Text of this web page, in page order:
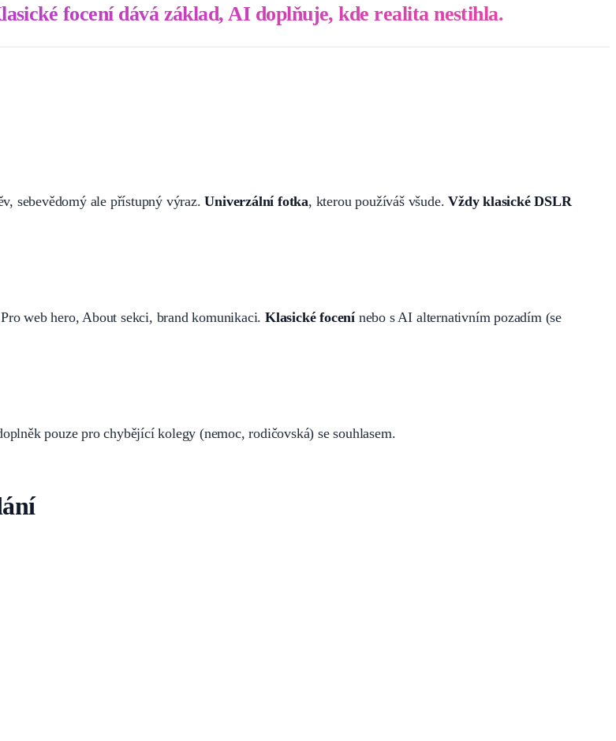
focení dává základ, AI doplňuje, kde realita nestihla.
sebevědomý ale přístupný výraz.Univerzální fotka, kterou používáš všude.Vždy klasické DSLR
web hero, About sekci, brand komunikaci.Klasické focenínebo s AI alternativním pozadím (se
pouze pro chybějící kolegy (nemoc, rodičovská) se souhlasem.